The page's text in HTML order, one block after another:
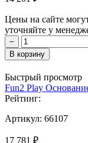
Цены на сайте
уточняйте у
−
В корзину
Быстрый просмотр
Fun2 Play
Рейтинг:
Артикул: 66107
17 781 ₽